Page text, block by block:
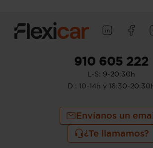
910 605 222
L-S: 9-20:30h
D : 10-14h y 16:30-
Envíanos un
¿Te llamamos?